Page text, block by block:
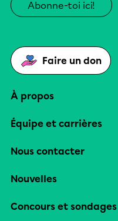
Abonne-toi ici!
Faire un don
À propos
Équipe et carrières
Nous contacter
Nouvelles
Concours et sondages